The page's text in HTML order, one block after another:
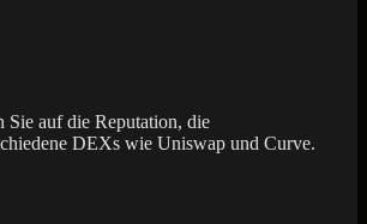
auf die Reputation, die
DEXs wie Uniswap und Curve.